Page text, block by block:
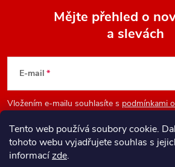
Tento web používá soubory cookie.
tohoto webu vyjadřujete souhlas s
informacízde.
p
a
Mějte přehled o
a slevách
E-mail
Vložením e-mailu souhlasíte s podmínkami
Informace pro vás